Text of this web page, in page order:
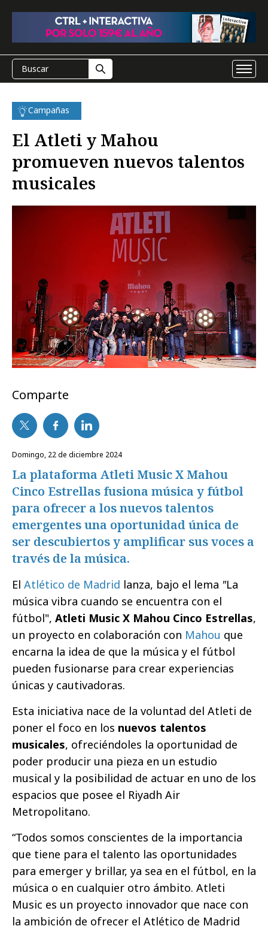
Campañas
El Atleti y Mahou
promueven nuevos talentos
musicales
Comparte
domingo, 22 de diciembre 2024
La plataforma Atleti Music X Mahou
Cinco Estrellas fusiona música y fútbol
para ofrecer a los nuevos talentos
emergentes una oportunidad única de
ser descubiertos y amplificar sus voces a
través de la música.
El Atlético de Madrid lanza, bajo el lema "La
música vibra cuando se encuentra con el
fútbol", Atleti Music X Mahou Cinco Estrellas,
un proyecto en colaboración con Mahou que
encarna la idea de que la música y el fútbol
pueden fusionarse para crear experiencias
únicas y cautivadoras.
Esta iniciativa nace de la voluntad del Atleti de
poner el foco en los nuevos talentos
musicales, ofreciéndoles la oportunidad de
poder producir una pieza en un estudio
musical y la posibilidad de actuar en uno de los
espacios que posee el Riyadh Air
Metropolitano.
“Todos somos conscientes de la importancia
que tiene para el talento las oportunidades
para emerger y brillar, ya sea en el fútbol, en la
música o en cualquier otro ámbito. Atleti
Music es un proyecto innovador que nace con
la ambición de ofrecer el Atlético de Madrid